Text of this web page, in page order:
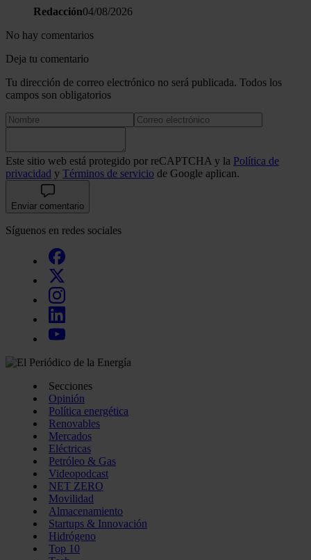
Redacción04/08/2026
No hay comentarios
Deja tu comentario
Tu dirección de correo electrónico no será publicada. Todos los
campos son obligatorios
Este sitio web está protegido por reCAPTCHA y la Política de
privacidad y Términos de servicio de Google aplican.
Enviar comentario
Síguenos en redes sociales
Secciones
Opinión
Política energética
Renovables
Mercados
Eléctricas
Petróleo & Gas
Videopodcast
NET ZERO
Movilidad
Almacenamiento
Startups & Innovación
Hidrógeno
Top 10